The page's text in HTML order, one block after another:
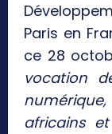
Paris en
ce 28
vocation
africains